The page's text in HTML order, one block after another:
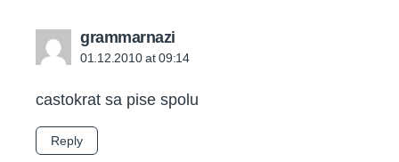
grammarnazisays:
01.12.2010 at 09:14
castokrat sa pise spolu
Reply